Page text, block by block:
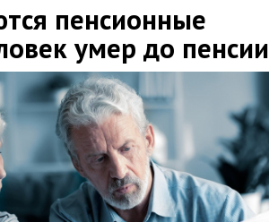
пенсионные
умер до пенсии